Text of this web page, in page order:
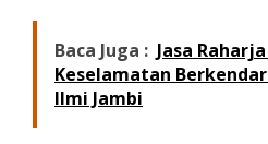
Baca Juga : Jasa
Keselamatan
Ilmi Jambi